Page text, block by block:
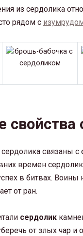
из сердолика
рядом с
свойства
связаны
времен
в битвах. Воины
от ран.
сердолик
от злых чар и